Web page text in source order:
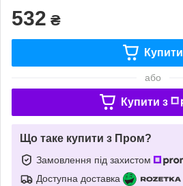
532 ₴
Купити
або
Купити з
Що таке купити з Пром?
Замовлення під захистом
Доступна доставка